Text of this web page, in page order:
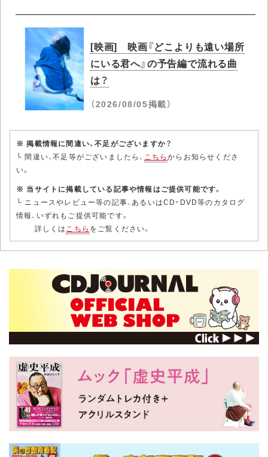
[映画] 映画『どこよりも遠い場所
にいる君へ』の予告編で流れる曲
は？
（2026/08/05掲載）
※ 掲載情報に間違い、不足がございますか？
└ 間違い、不足等がございましたら、 こちらからお知らせくださ
い。
※ 当サイトに掲載している記事や情報はご提供可能です。
└ ニュースやレビュー等の記事、あるいはCD・DVD等のカタログ
情報、いずれもご提供可能です。
詳しくはこちら をご覧ください。